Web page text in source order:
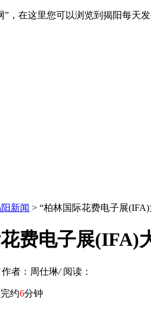
”，在这里您可以浏览到揭阳每天
新闻 > “柏林国际花费电子展
费电子展(IFA)
作者：周仕琳/ 阅读：
约6分钟